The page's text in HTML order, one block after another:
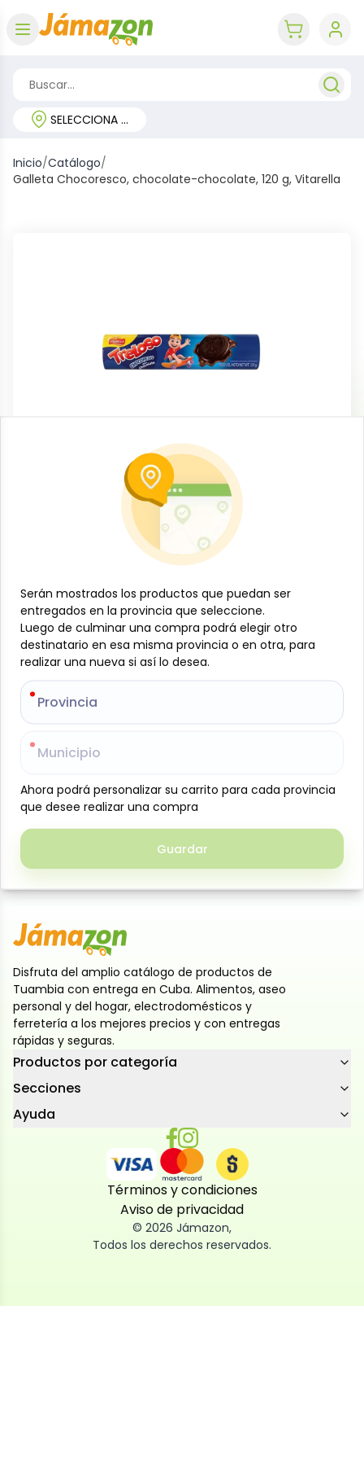
SELECCIONA TU REGIÓN
Inicio/Catálogo/
Galleta Chocoresco, chocolate-chocolate, 120 g, Vitarella
Dulces y confituras
Galleta Chocoresco, chocolate-
chocolate, 120 g, Vitarella
B-JAM-001-1394
$0
Especificaciones
-
Galletas dulces de chocolate rellenas con suave
crema de chocolate, una combinación irresistible
por fuera y cremosas por dentro, son el postre
perfecto para consentirlos en la merienda o
después de las comidas. Ideales para compartir en
familia y disfrutar de un momento dulce lleno de
Disfruta del amplio catálogo de productos de
Tuambia con entrega en Cuba. Alimentos, aseo
personal y del hogar, electrodomésticos y
ferretería a los mejores precios y con entregas
rápidas y seguras.
Productos por categoría
Secciones
Ayuda
Términos y condiciones
Aviso de privacidad
© 2026 Jámazon,
Todos los derechos reservados.
Serán mostrados los productos que puedan ser
entregados en la provincia que seleccione.
Luego de culminar una compra podrá elegir otro
destinatario en esa misma provincia o en otra, para
realizar una nueva si así lo desea.
Provincia
Municipio
Ahora podrá personalizar su carrito para cada provincia
que desee realizar una compra
Guardar
Serán mostrados los productos que puedan ser
entregados en la provincia que seleccione.
Luego de culminar una compra podrá elegir otro
destinatario en esa misma provincia o en otra, para
realizar una nueva si así lo desea.
Provincia
Municipio
Ahora podrá personalizar su carrito para cada provincia
que desee realizar una compra
Guardar